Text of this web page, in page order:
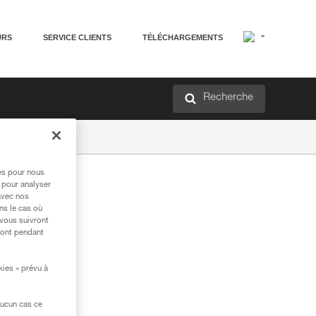
SERVICE CLIENTS TÉLÉCHARGEMENTS
Recherche
pour nous
analyser
nos
le cas où
suivront
pendant
» prévu à
cas ce